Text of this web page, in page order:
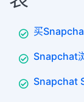
买
Snapchat
Snapchat